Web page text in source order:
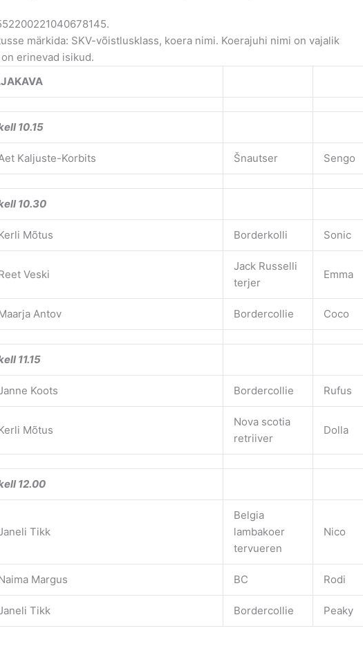
märkida: SKV-võistlusklass, koera nimi. Koerajuhi nimi on vajalik
erinevad isikud.
10.15
Kaljuste-Korbits Šnautser Sengo
10.30
Mõtus Borderkolli Sonic
Veski
Jack Russelli
terjer
Emma
Antov Bordercollie Coco
11.15
Koots Bordercollie Rufus
Mõtus
Nova scotia
retriiver
Dolla
12.00
Tikk
Belgia
lambakoer
tervueren
Nico
Margus BC Rodi
Tikk Bordercollie Peaky